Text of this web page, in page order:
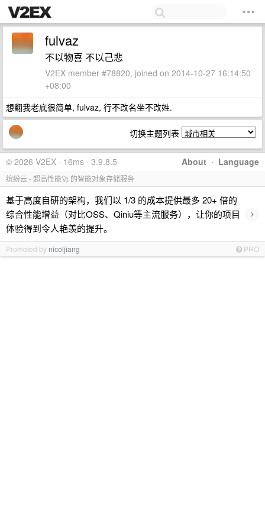
fulvaz
不以物喜 不以己悲
V2EX member #78820, joined on 2014-10-27 16:14:50
+08:00
想翻我老底很简单, fulvaz, 行不改名坐不改姓.
切换主题列表
About · Language
© 2026 V2EX · 16ms · 3.9.8.5
缤纷云 - 超高性能🚀 的智能对象存储服务
基于高度自研的架构，我们以 1/3 的成本提供最多 20+ 倍的
综合性能增益（对比OSS、Qiniu等主流服务），让你的项目
体验得到令人艳羡的提升。
›
Promoted by nicoljiang PRO